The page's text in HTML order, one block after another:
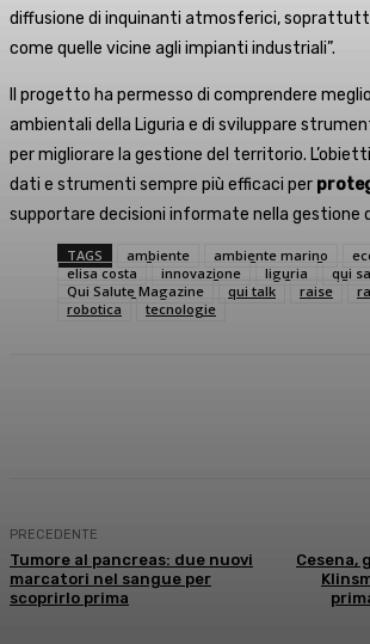
diffusione di inquinanti atmosferici,
come quelle vicine agli impianti industriali”.
Il progetto ha permesso di comprendere
ambientali della Liguria e di sviluppare
per migliorare la gestione del territorio.
dati e strumenti sempre più efficaci per
supportare decisioni informate nella gestione
TAGS ambiente ambiente marino
elisa costa
innovazione liguria
qui
Qui Salute Magazine
qui talk raise
robotica
tecnologie
PRECEDENTE
Tumore al pancreas: due nuovi
marcatori nel sangue per
scoprirlo prima
Cesena,